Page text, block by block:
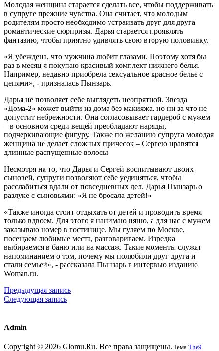
Молодая женщина старается сделать все, чтобы поддерживать
в супруге прежние чувства. Она считает, что молодым
родителям просто необходимо устраивать друг для друга
романтические сюрпризы. Дарья старается проявлять
фантазию, чтобы приятно удивлять свою вторую половинку.
«Я убеждена, что мужчина любит глазами. Поэтому хотя бы
раз в месяц я покупаю красивый комплект нижнего белья.
Например, недавно приобрела сексуальное красное белье с
цепями», - призналась Пынзарь.
Дарья не позволяет себе выглядеть неопрятной. Звезда
«Дома-2» может выйти из дома без макияжа, но ни за что не
допустит небрежности. Она согласовывает гардероб с мужем
– в основном среди вещей преобладают наряды,
подчеркивающие фигуру. Также по желанию супруга молодая
женщина не делает сложных причесок – Сергею нравятся
длинные распущенные волосы.
Несмотря на то, что Дарья и Сергей воспитывают двоих
сыновей, супруги позволяют себе уединяться, чтобы
расслабиться вдали от повседневных дел. Дарья Пынзарь о
разлуке с сыновьями: «Я не бросала детей!»
«Также иногда стоит отдыхать от детей и проводить время
только вдвоем. Для этого я нанимаю няню, а для нас с мужем
заказываю номер в гостинице. Мы гуляем по Москве,
посещаем любимые места, разговариваем. Изредка
выбираемся в баню или на массаж. Такие моменты служат
напоминанием о том, почему мы полюбили друг друга и
стали семьей», - рассказала Пынзарь в интервью изданию
Woman.ru.
Предыдущая запись
Следующая запись
Admin
Copyright © 2026 Glomu.Ru. Все права защищены. Тема The9